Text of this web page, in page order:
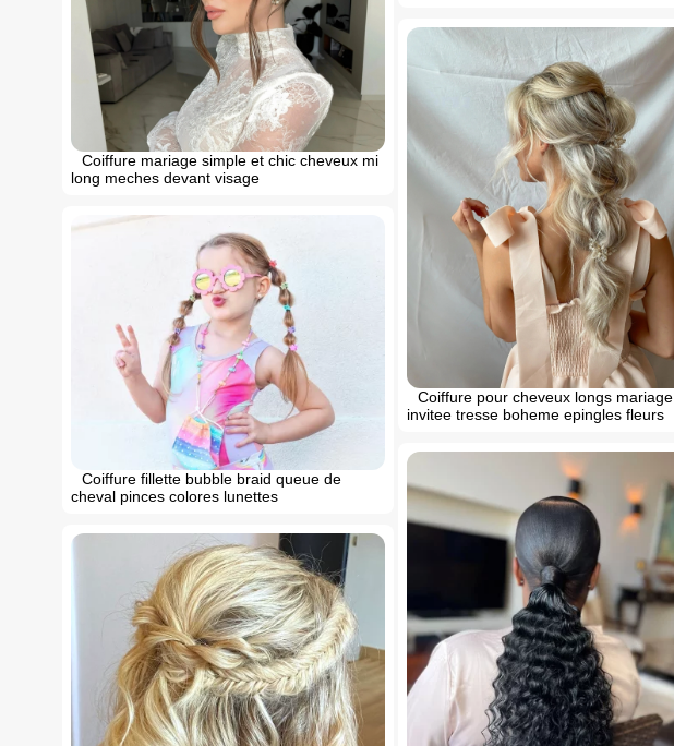
Coiffure mariage simple et chic cheveux mi
long meches devant visage
Coiffure pour cheveux longs mariage
invitee tresse boheme epingles fleurs
Coiffure fillette bubble braid queue de
cheval pinces colores lunettes